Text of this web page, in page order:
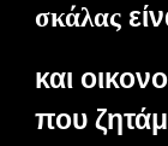
σκάλας
και
που